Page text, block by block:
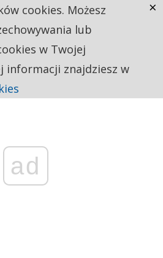
ad
cookies. Możesz
lub
w Twojej
informacji znajdziesz w
×